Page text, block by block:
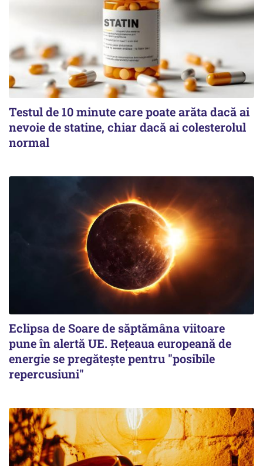
Testul de 10 minute care poate arăta dacă ai
nevoie de statine, chiar dacă ai colesterolul
normal
Eclipsa de Soare de săptămâna viitoare
pune în alertă UE. Rețeaua europeană de
energie se pregătește pentru "posibile
repercusiuni"